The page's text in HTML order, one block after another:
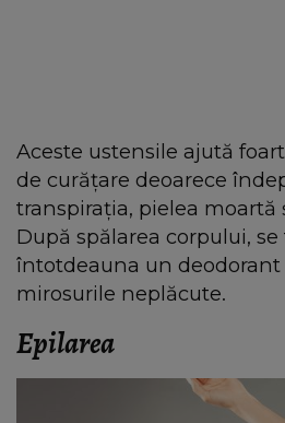
Aceste ustensile ajută
de curățare deoarece
transpirația, pielea moartă
După spălarea corpului, se
întotdeauna un
mirosurile neplăcute.
Epilarea